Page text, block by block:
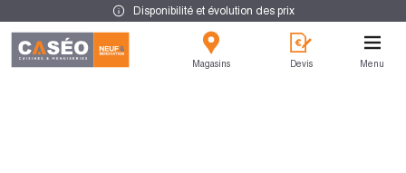
Disponibilité et évolution des prix
Magasins Devis Menu